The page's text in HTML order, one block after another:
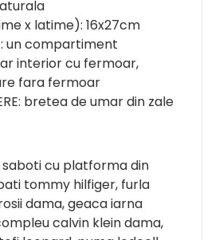
x latime): 16x27cm
un compartiment
interior cu fermoar,
fara fermoar
bretea de umar din zale
cu platforma din
tommy hilfiger, furla
dama, geaca iarna
calvin klein dama,